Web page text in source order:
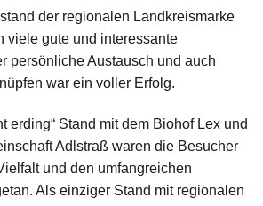
der regionalen Landkreismarke
viele gute und interessante
persönliche Austausch und auch
war ein voller Erfolg.
erding“ Stand mit dem Biohof Lex und
Adlstraß waren die Besucher
und den umfangreichen
Als einziger Stand mit regionalen